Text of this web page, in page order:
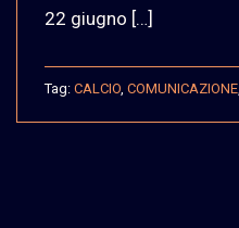
22 giugno […]
Tag: CALCIO COMUNICAZIONE